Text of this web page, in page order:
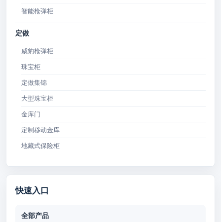
智能枪弹柜
定做
威豹枪弹柜
珠宝柜
定做集锦
大型珠宝柜
金库门
定制移动金库
地藏式保险柜
快速入口
全部产品